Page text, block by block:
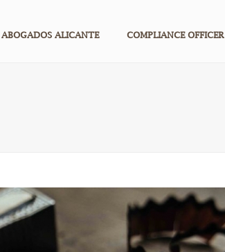
ABOGADOS ALICANTE COMPLIANCE OFFICER